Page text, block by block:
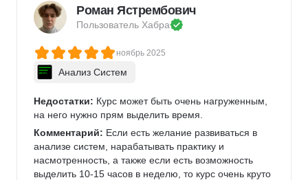
Роман Ястрембович
Пользователь Хабра
ноябрь 2025
Анализ Систем
Недостатки: Курс может быть очень нагруженным,
на него нужно прям выделить время.
Комментарий: Если есть желание развиваться в
анализе систем, нарабатывать практику и
насмотренность, а также если есть возможность
выделить 10-15 часов в неделю, то курс очень круто